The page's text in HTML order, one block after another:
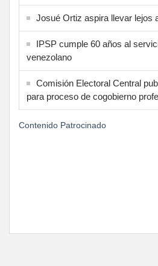
Josué Ortiz aspira llevar lejos
IPSP cumple 60 años al
venezolano
Comisión Electoral Central
para proceso de cogobierno
Contenido Patrocinado